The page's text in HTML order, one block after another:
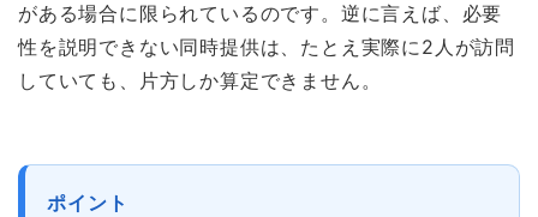
がある場合に限られているのです。逆に言えば、必要
性を説明できない同時提供は、たとえ実際に2人が訪問
していても、片方しか算定できません。
ポイント